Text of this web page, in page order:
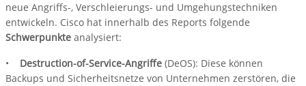
neue Angriffs-, Verschleierungs- und Umgehungstechniken
entwickeln. Cisco hat innerhalb des Reports folgende
Schwerpunkte analysiert:
• Destruction-of-Service-Angriffe (DeOS): Diese können
Backups und Sicherheitsnetze von Unternehmen zerstören, die